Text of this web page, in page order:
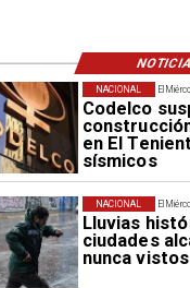
El
Codelco
en El
sísmicos
NACIONAL
El
Lluvias
ciudades
nunca vistos
NACIONAL